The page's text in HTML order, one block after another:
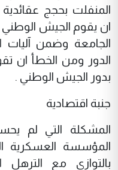
المنفلت بحجج
ان يقوم الجيش الوطني
الجامعة وضمن آليات
الدور ومن الخطأ ان
بدور الجيش الوطني .
جنبة اقتصادية
المشكلة التي لم
المؤسسة العسكرية
بالتوازي مع